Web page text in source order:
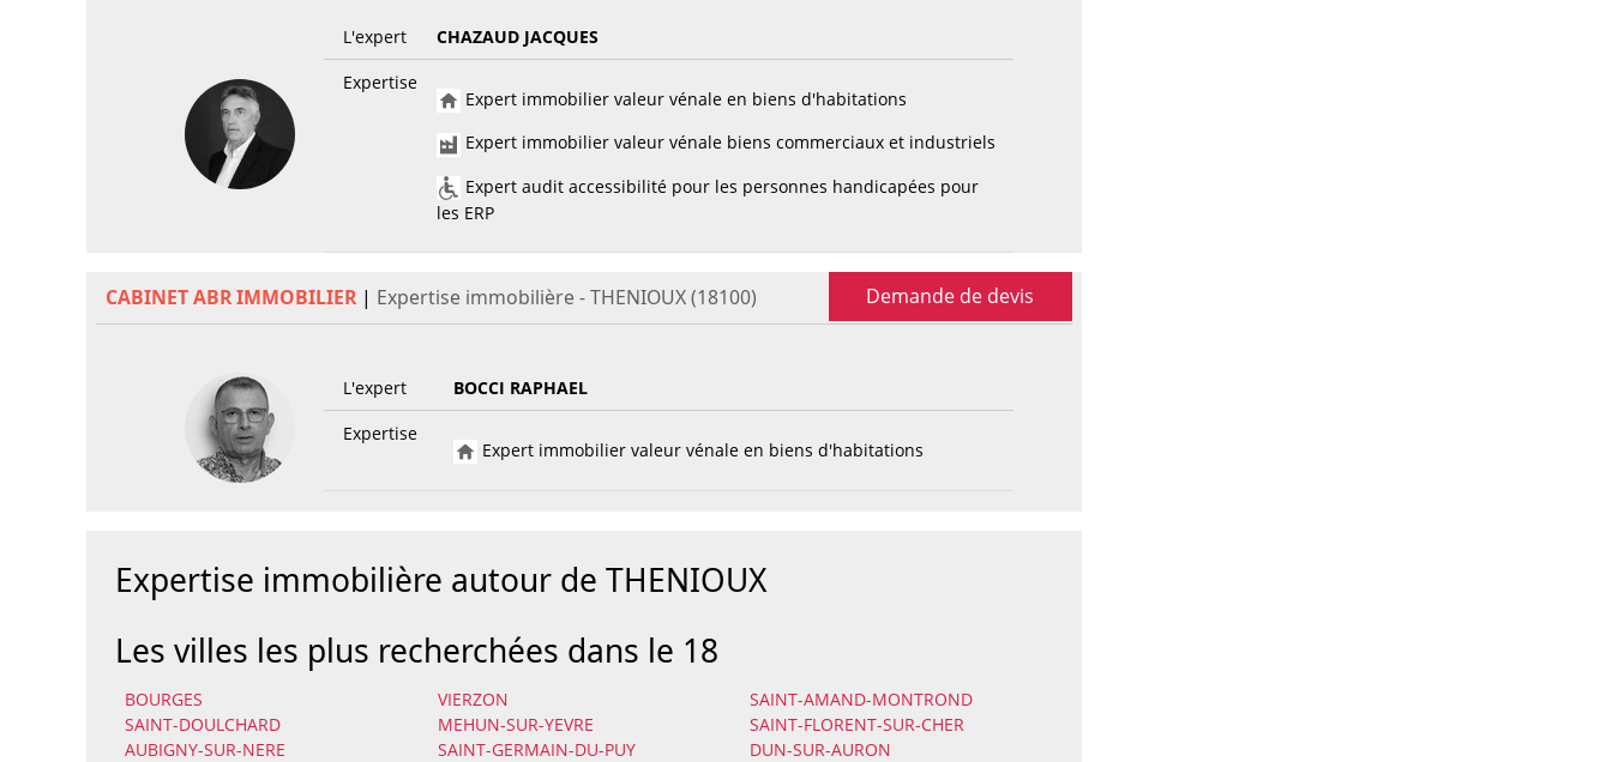
L'expert
CHAZAUD JACQUES
Expertise
Expert immobilier valeur vénale en biens d'habitations
Expert immobilier valeur vénale biens commerciaux et industriels
Expert audit accessibilité pour les personnes handicapées pour
les ERP
CABINET ABR IMMOBILIER | Expertise immobilière - THENIOUX (18100) Demande de devis
L'expert
BOCCI RAPHAEL
Expertise
Expert immobilier valeur vénale en biens d'habitations
Expertise immobilière autour de THENIOUX
Les villes les plus recherchées dans le 18
BOURGES VIERZON
SAINT-AMAND-MONTROND
SAINT-DOULCHARD
MEHUN-SUR-YEVRE
SAINT-FLORENT-SUR-CHER
AUBIGNY-SUR-NERE
SAINT-GERMAIN-DU-PUY
DUN-SUR-AURON